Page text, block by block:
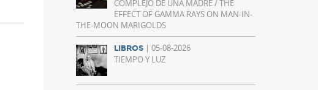
COMPLEJO DE UNA MADRE / THE
EFFECT OF GAMMA RAYS ON MAN-IN-
THE-MOON MARIGOLDS
LIBROS | 05-08-2026
TIEMPO Y LUZ